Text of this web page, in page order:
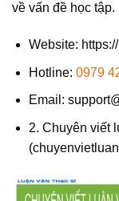
về vấn đề học tập.
Website:
Hotline: 0979
Email:
2. Chuyên viết